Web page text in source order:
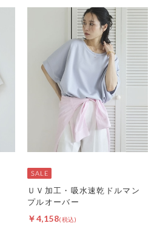
ＵＶ加工・吸水速乾ドルマン
プルオーバー
￥4,158